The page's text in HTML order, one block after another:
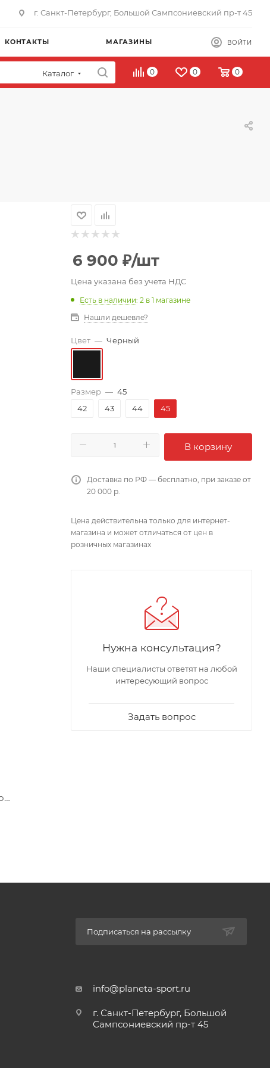
г. Санкт-Петербург, Большой Сампсониевский пр-т 45
КОНТАКТЫ МАГАЗИНЫ ВОЙТИ
Каталог 0 0 0
6 900 ₽/шт
Цена указана без учета НДС
Есть в наличии: 2 в 1 магазине
Нашли дешевле?
Цвет — Черный
Размер — 45
42
43 44 45
В корзину
Доставка по РФ — бесплатно, при заказе от
20 000 р.
Цена действительна только для интернет-
магазина и может отличаться от цен в
розничных магазинах
Нужна консультация?
Наши специалисты ответят на любой
интересующий вопрос
Задать вопрос
Подписаться на рассылку
info@planeta-sport.ru
г. Санкт-Петербург, Большой
Сампсониевский пр-т 45